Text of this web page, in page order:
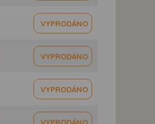
VYPRODÁNO
VYPRODÁNO
VYPRODÁNO